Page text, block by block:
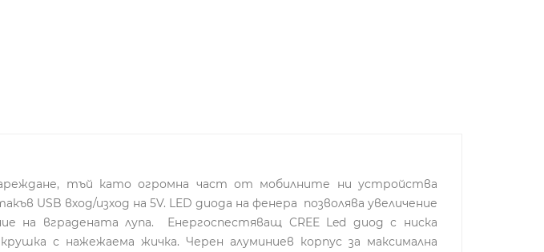
тъй като огромна част от мобилните ни устройства
USB вход/изход на 5V. LED диода на фенера позволява увеличение
на вградената лупа. Енергоспестяващ CREE Led диод с ниска
с нажежаема жичка. Черен алуминиев корпус за максимална